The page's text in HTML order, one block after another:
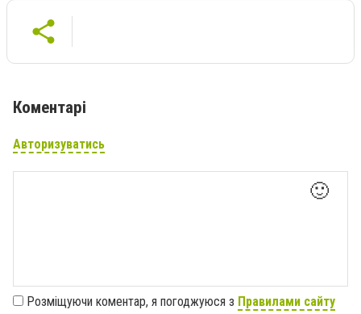
Коментарі
Авторизуватись
🙂
Розміщуючи коментар, я погоджуюся з Правилами сайту